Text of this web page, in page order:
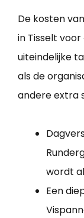
De kosten
in Tisselt
uiteindelijke
als de
andere extra
wordt
Een